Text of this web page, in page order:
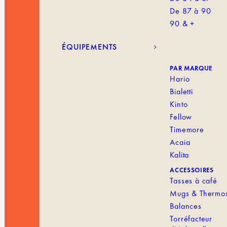
De 87 à 90
90 & +
ÉQUIPEMENTS
PAR MARQUE
Hario
Bialetti
Kinto
Fellow
Timemore
Acaia
Kalita
ACCESSOIRES
Tasses à café
Mugs &
Balances
Torréfacteur